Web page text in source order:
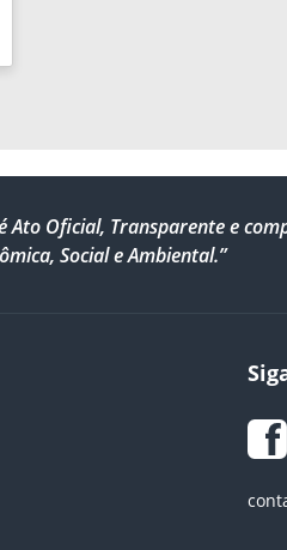
Ato Oficial, Transparente e
Social e Ambiental.”